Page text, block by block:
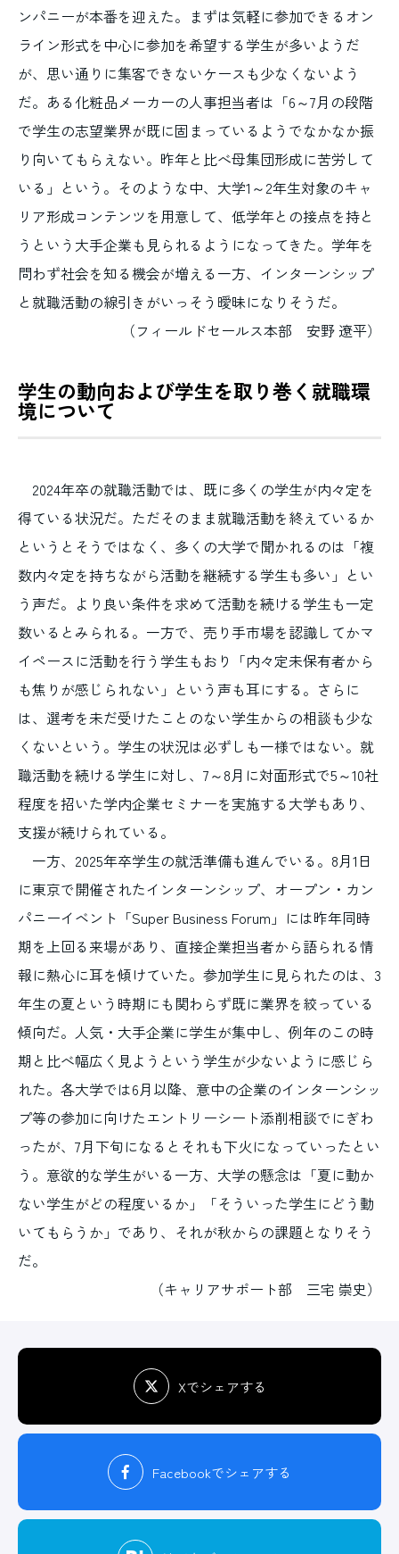
ンパニーが本番を迎えた。まずは気軽に参加できるオン
ライン形式を中心に参加を希望する学生が多いようだ
が、思い通りに集客できないケースも少なくないよう
だ。ある化粧品メーカーの人事担当者は「6～7月の段階
で学生の志望業界が既に固まっているようでなかなか振
り向いてもらえない。昨年と比べ母集団形成に苦労して
いる」という。そのような中、大学1～2年生対象のキャ
リア形成コンテンツを用意して、低学年との接点を持と
うという大手企業も見られるようになってきた。学年を
問わず社会を知る機会が増える一方、インターンシップ
と就職活動の線引きがいっそう曖昧になりそうだ。
（フィールドセールス本部 安野 遼平）
学生の動向および学生を取り巻く就職環
境について
2024年卒の就職活動では、既に多くの学生が内々定を
得ている状況だ。ただそのまま就職活動を終えているか
というとそうではなく、多くの大学で聞かれるのは「複
数内々定を持ちながら活動を継続する学生も多い」とい
う声だ。より良い条件を求めて活動を続ける学生も一定
数いるとみられる。一方で、売り手市場を認識してかマ
イペースに活動を行う学生もおり「内々定未保有者から
も焦りが感じられない」という声も耳にする。さらに
は、選考を未だ受けたことのない学生からの相談も少な
くないという。学生の状況は必ずしも一様ではない。就
職活動を続ける学生に対し、7～8月に対面形式で5～10社
程度を招いた学内企業セミナーを実施する大学もあり、
支援が続けられている。
一方、2025年卒学生の就活準備も進んでいる。8月1日
に東京で開催されたインターンシップ、オープン・カン
パニーイベント「Super Business Forum」には昨年同時
期を上回る来場があり、直接企業担当者から語られる情
報に熱心に耳を傾けていた。参加学生に見られたのは、3
年生の夏という時期にも関わらず既に業界を絞っている
傾向だ。人気・大手企業に学生が集中し、例年のこの時
期と比べ幅広く見ようという学生が少ないように感じら
れた。各大学では6月以降、意中の企業のインターンシッ
プ等の参加に向けたエントリーシート添削相談でにぎわ
ったが、7月下旬になるとそれも下火になっていったとい
う。意欲的な学生がいる一方、大学の懸念は「夏に動か
ない学生がどの程度いるか」「そういった学生にどう動
いてもらうか」であり、それが秋からの課題となりそう
だ。
（キャリアサポート部 三宅 崇史）
Xでシェアする
Facebookでシェアする